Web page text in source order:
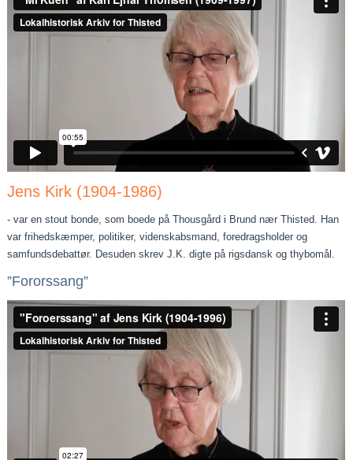
Jens Kirk (1904-1986)
- var en stout bonde, som boede på Thousgård i Brund nær Thisted. Han
var frihedskæmper, politiker, videnskabsmand, foredragsholder og
samfundsdebattør. Desuden skrev J.K. digte på rigsdansk og thybomål.
”Fororssang”